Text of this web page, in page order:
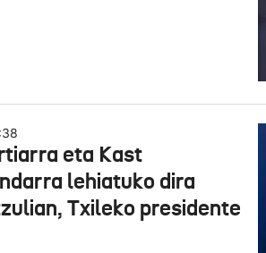
eta Kast
lehiatuko dira
Txileko presidente